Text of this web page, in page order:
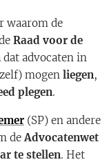
waarom de
Raad voor de
dat advocaten in
mogen liegen,
plegen.
(SP) en andere
deAdvocatenwet
te stellen. Het